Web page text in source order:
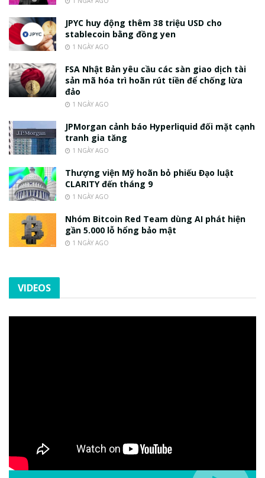
JPYC huy động thêm 38 triệu USD cho
stablecoin bằng đồng yen
1 NGÀY AGO
FSA Nhật Bản yêu cầu các sàn giao dịch tài
sản mã hóa trì hoãn rút tiền để chống lừa
đảo
1 NGÀY AGO
JPMorgan cảnh báo Hyperliquid đối mặt cạnh
tranh gia tăng
1 NGÀY AGO
Thượng viện Mỹ hoãn bỏ phiếu Đạo luật
CLARITY đến tháng 9
1 NGÀY AGO
Nhóm Bitcoin Red Team dùng AI phát hiện
gần 5.000 lỗ hổng bảo mật
1 NGÀY AGO
VIDEOS